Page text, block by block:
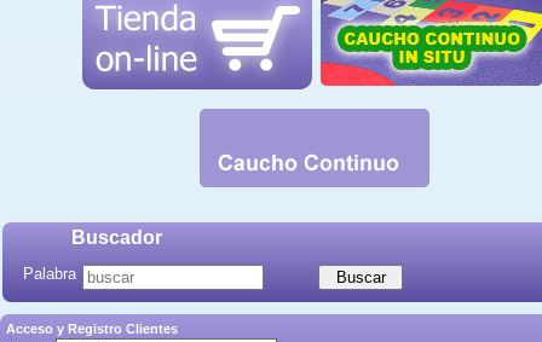
Buscador
Palabra
Acceso y Registro Clientes